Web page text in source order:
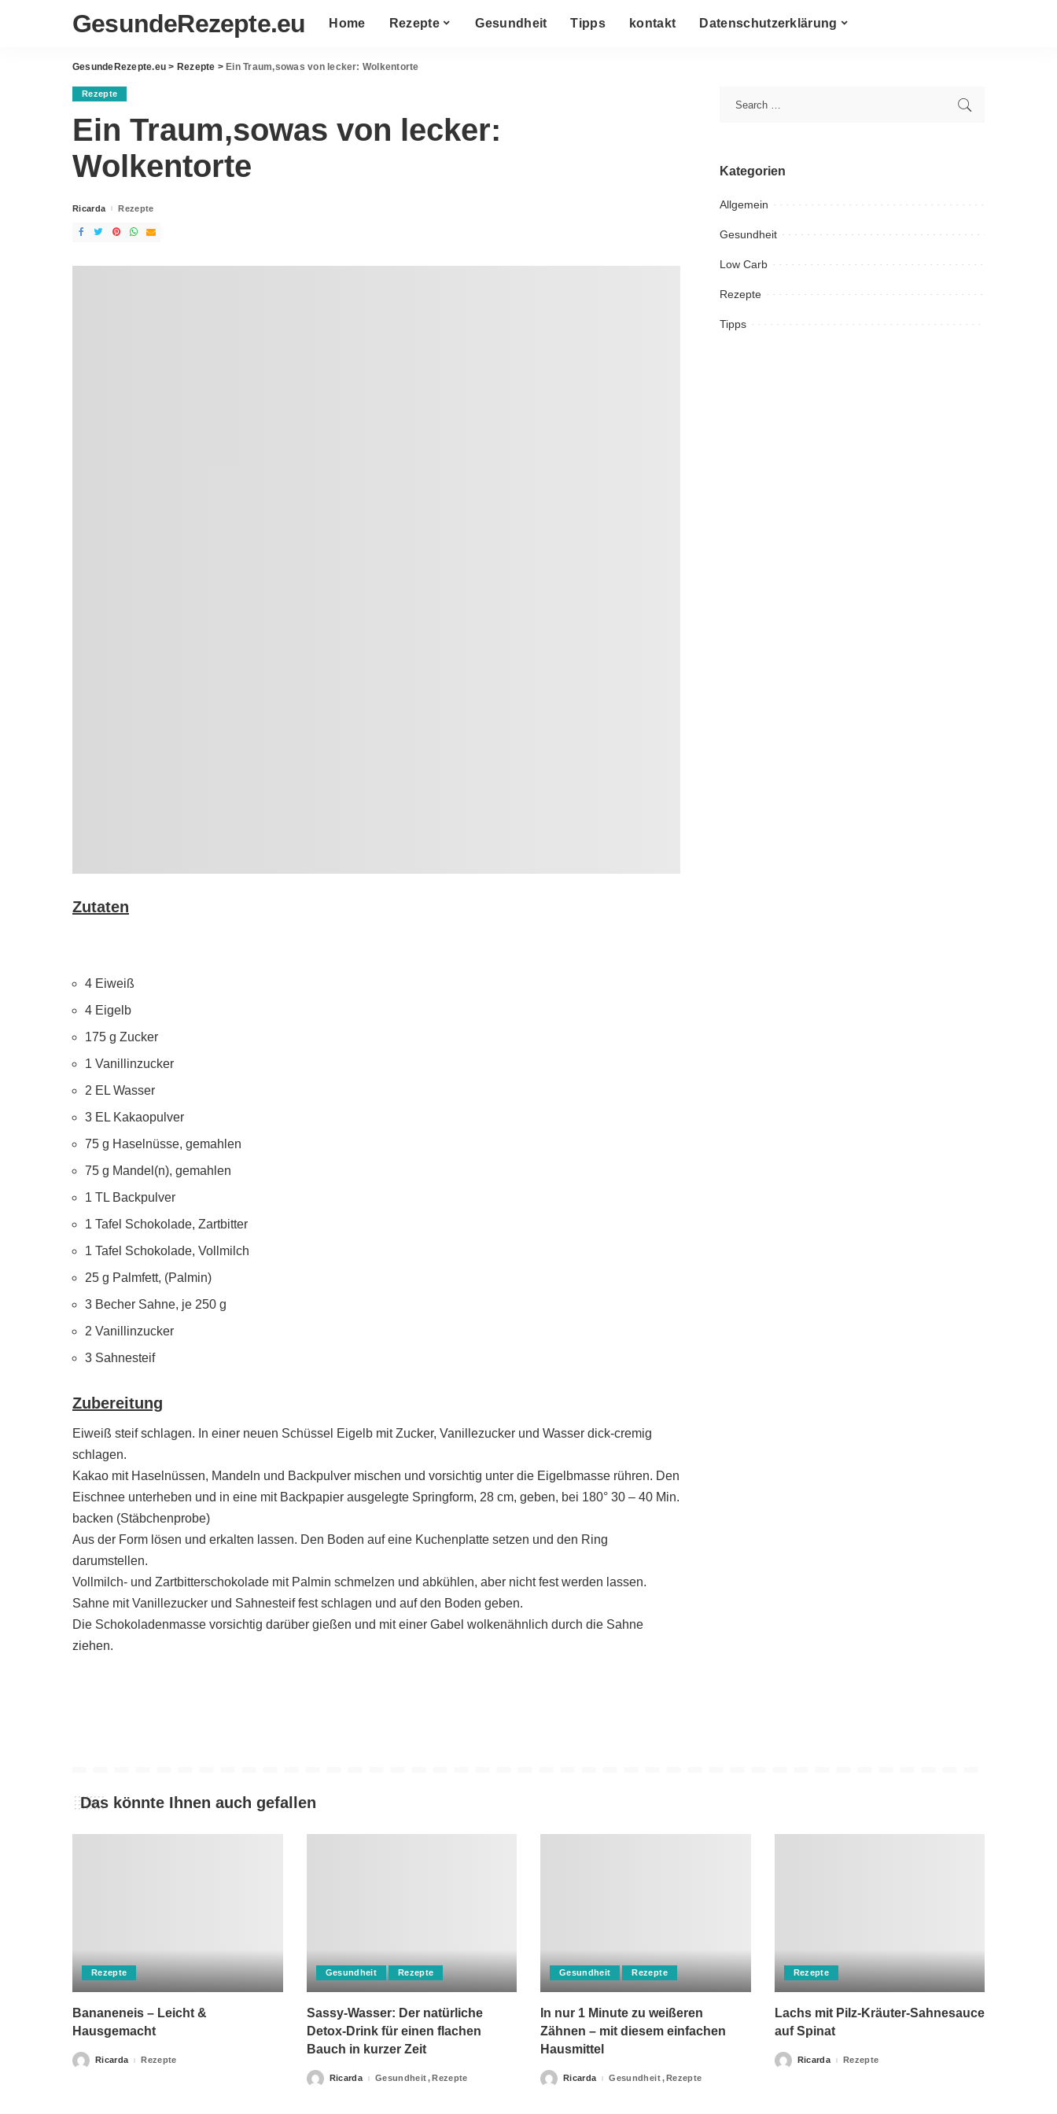
GesundeRezepte.eu Home Rezepte Gesundheit Tipps kontakt Datenschutzerklärung
GesundeRezepte.eu > Rezepte > Ein Traum,sowas von lecker: Wolkentorte
Rezepte
Ein Traum,sowas von lecker:
Wolkentorte
Posted
Ricarda Rezepte
Zutaten
4 Eiweiß
4 Eigelb
175 g Zucker
1 Vanillinzucker
2 EL Wasser
3 EL Kakaopulver
75 g Haselnüsse, gemahlen
75 g Mandel(n), gemahlen
1 TL Backpulver
1 Tafel Schokolade, Zartbitter
1 Tafel Schokolade, Vollmilch
25 g Palmfett, (Palmin)
3 Becher Sahne, je 250 g
2 Vanillinzucker
3 Sahnesteif
Zubereitung
Eiweiß steif schlagen. In einer neuen Schüssel Eigelb mit Zucker, Vanillezucker und Wasser dick-cremig
schlagen.
Kakao mit Haselnüssen, Mandeln und Backpulver mischen und vorsichtig unter die Eigelbmasse rühren. Den
Eischnee unterheben und in eine mit Backpapier ausgelegte Springform, 28 cm, geben, bei 180° 30 – 40 Min.
backen (Stäbchenprobe)
Aus der Form lösen und erkalten lassen. Den Boden auf eine Kuchenplatte setzen und den Ring
darumstellen.
Vollmilch- und Zartbitterschokolade mit Palmin schmelzen und abkühlen, aber nicht fest werden lassen.
Sahne mit Vanillezucker und Sahnesteif fest schlagen und auf den Boden geben.
Die Schokoladenmasse vorsichtig darüber gießen und mit einer Gabel wolkenähnlich durch die Sahne
ziehen.
Kategorien
Allgemein
Gesundheit
Low Carb
Rezepte
Tipps
Das könnte Ihnen auch gefallen
Rezepte
Bananeneis – Leicht &
Hausgemacht
PostedRicarda Rezepte
Gesundheit Rezepte
Sassy-Wasser: Der natürliche
Detox-Drink für einen flachen
Bauch in kurzer Zeit
PostedRicarda Gesundheit Rezepte
Gesundheit Rezepte
In nur 1 Minute zu weißeren
Zähnen – mit diesem einfachen
Hausmittel
PostedRicarda Gesundheit Rezepte
Rezepte
Lachs mit Pilz-Kräuter-Sahnesauce
auf Spinat
PostedRicarda Rezepte